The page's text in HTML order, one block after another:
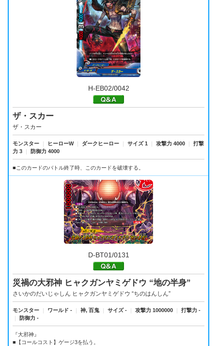
H-EB02/0042
ザ・スカー
ザ・スカー
モンスター ｜ ヒーローW ｜ ダークヒーロー ｜ サイズ 1 ｜ 攻撃力 4000 ｜
打撃
力 3
｜ 防御力 4000
■このカードのバトル終了時、このカードを破壊する。
D-BT01/0131
災禍の大邪神 ヒャクガンヤミゲドウ “地の半身”
さいかのだいじゃしん ヒャクガンヤミゲドウ “ちのはんしん”
モンスター ｜ ワールド - ｜ 神, 百鬼 ｜ サイズ - ｜ 攻撃力 1000000 ｜
打撃力 -
｜
防御力 -
『大邪神』
■【コールコスト】ゲージ3を払う。